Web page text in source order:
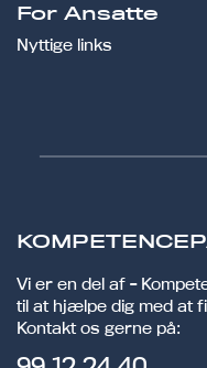
For Ansatte
Nyttige links
Vi er en del af -
til at hjælpe dig med at
Kontakt os gerne på: